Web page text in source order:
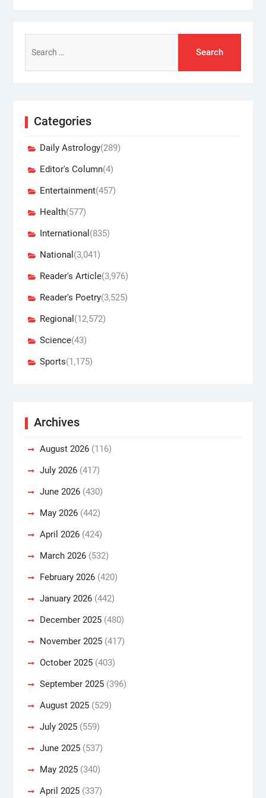
for:
Categories
Daily Astrology(289)
Editor's Column(4)
Entertainment(457)
Health(577)
International (835)
National (3,041)
Reader's Article(3,976)
Reader's Poetry(3,525)
Regional (12,572)
Science(43)
Sports(1,175)
Archives
August 2026(116)
July 2026(417)
June 2026(430)
May 2026(442)
April 2026(424)
March 2026(532)
February 2026(420)
January 2026(442)
December 2025(480)
November 2025(417)
October 2025(403)
September 2025(396)
August 2025(529)
July 2025(559)
June 2025(537)
May 2025(340)
April 2025(337)